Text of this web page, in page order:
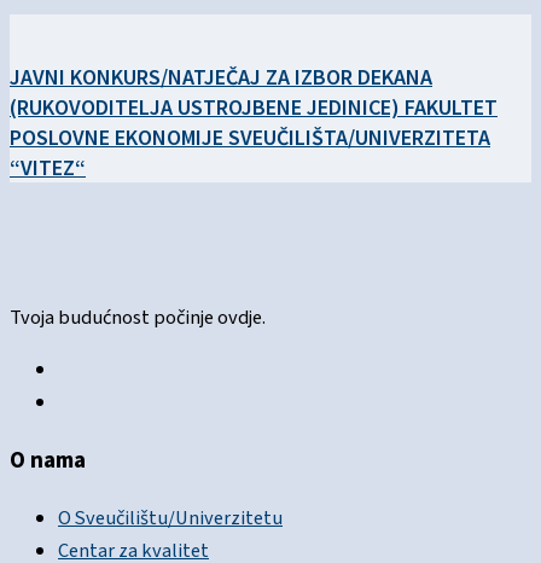
JAVNI KONKURS/NATJEČAJ ZA IZBOR DEKANA
(RUKOVODITELJA USTROJBENE JEDINICE) FAKULTET
POSLOVNE EKONOMIJE SVEUČILIŠTA/UNIVERZITETA
“VITEZ“
Tvoja budućnost počinje ovdje.
O nama
O Sveučilištu/Univerzitetu
Centar za kvalitet